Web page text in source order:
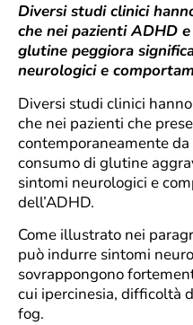
Diversi studi clinici
che nei pazienti ADHD
glutine peggiora
neurologici e
Diversi studi clinici
che nei pazienti che
contemporaneamente
consumo di glutine
sintomi neurologici e
dell’ADHD.
Come illustrato nei
può indurre sintomi
sovrappongono
cui ipercinesia, difficoltà
fog.